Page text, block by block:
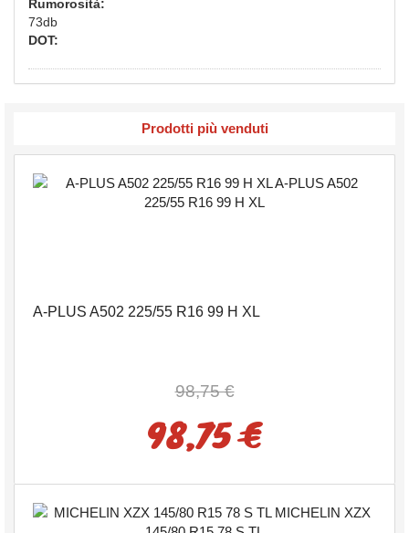
Rumorosità:
73db
DOT:
Prodotti più venduti
A-PLUS A502 225/55 R16 99 H XL
98,75 €
98,75 €